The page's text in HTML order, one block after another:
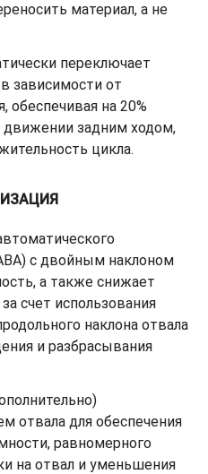
материал, а не
переключает
зависимости от
обеспечивая на 20%
задним ходом,
цикла.
с двойным наклоном
а также снижает
счет использования
наклона отвала
и разбрасывания
отвала для обеспечения
равномерного
на отвал и уменьшения